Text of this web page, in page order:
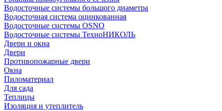
Водосточные системы большого диаметра
Водосточная система оцинкованная
Водосточные системы OSNO
Водосточные системы ТехноНИКОЛЬ
Двери и окна
Двери
Противопожарные двери
Окна
Пиломатериал
Для сада
Теплицы
Изоляция и утеплитель